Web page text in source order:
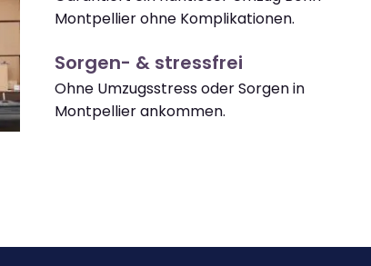
Montpellier ohne Komplikationen.
Sorgen- & stressfrei
Ohne Umzugsstress oder Sorgen in
Montpellier ankommen.